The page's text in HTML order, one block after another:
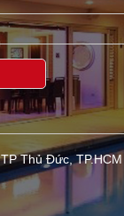
Thủ Đức, TP.HCM